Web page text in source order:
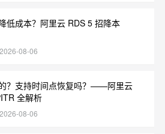
低成本？阿里云 RDS 5 招降本
2026-08-06
？支持时间点恢复吗？——阿里云
全解析
2026-08-06